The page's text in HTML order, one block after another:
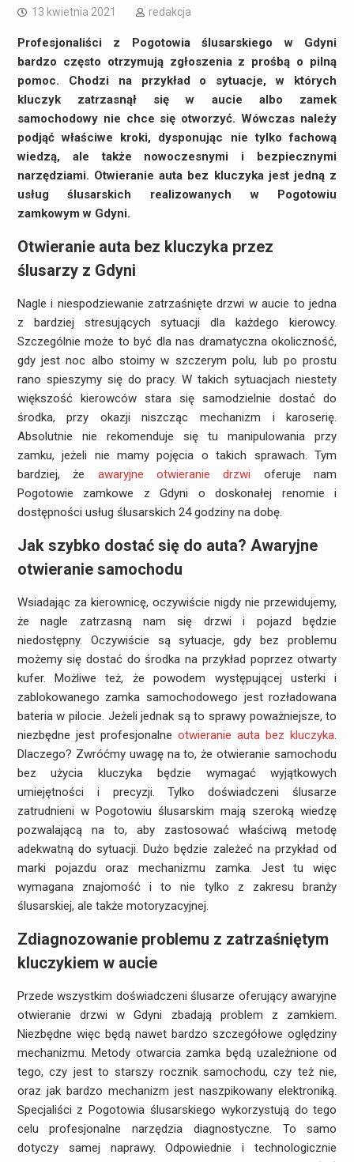
13 kwietnia 2021 redakcja
Profesjonaliści z Pogotowia ślusarskiego w Gdyni
bardzo często otrzymują zgłoszenia z prośbą o pilną
pomoc. Chodzi na przykład o sytuacje, w których
kluczyk zatrzasnął się w aucie albo zamek
samochodowy nie chce się otworzyć. Wówczas należy
podjąć właściwe kroki, dysponując nie tylko fachową
wiedzą, ale także nowoczesnymi i bezpiecznymi
narzędziami. Otwieranie auta bez kluczyka jest jedną z
usług ślusarskich realizowanych w Pogotowiu
zamkowym w Gdyni.
Otwieranie auta bez kluczyka przez
ślusarzy z Gdyni
Nagle i niespodziewanie zatrzaśnięte drzwi w aucie to jedna
z bardziej stresujących sytuacji dla każdego kierowcy.
Szczególnie może to być dla nas dramatyczna okoliczność,
gdy jest noc albo stoimy w szczerym polu, lub po prostu
rano spieszymy się do pracy. W takich sytuacjach niestety
większość kierowców stara się samodzielnie dostać do
środka, przy okazji niszcząc mechanizm i karoserię.
Absolutnie nie rekomenduje się tu manipulowania przy
zamku, jeżeli nie mamy pojęcia o takich sprawach. Tym
bardziej, że awaryjne otwieranie drzwi oferuje nam
Pogotowie zamkowe z Gdyni o doskonałej renomie i
dostępności usług ślusarskich 24 godziny na dobę.
Jak szybko dostać się do auta? Awaryjne
otwieranie samochodu
Wsiadając za kierownicę, oczywiście nigdy nie przewidujemy,
że nagle zatrzasną nam się drzwi i pojazd będzie
niedostępny. Oczywiście są sytuacje, gdy bez problemu
możemy się dostać do środka na przykład poprzez otwarty
kufer. Możliwe też, że powodem występującej usterki i
zablokowanego zamka samochodowego jest rozładowana
bateria w pilocie. Jeżeli jednak są to sprawy poważniejsze, to
niezbędne jest profesjonalne otwieranie auta bez kluczyka.
Dlaczego? Zwróćmy uwagę na to, że otwieranie samochodu
bez użycia kluczyka będzie wymagać wyjątkowych
umiejętności i precyzji. Tylko doświadczeni ślusarze
zatrudnieni w Pogotowiu ślusarskim mają szeroką wiedzę
pozwalającą na to, aby zastosować właściwą metodę
adekwatną do sytuacji. Dużo będzie zależeć na przykład od
marki pojazdu oraz mechanizmu zamka. Jest tu więc
wymagana znajomość i to nie tylko z zakresu branży
ślusarskiej, ale także motoryzacyjnej.
Zdiagnozowanie problemu z zatrzaśniętym
kluczykiem w aucie
Przede wszystkim doświadczeni ślusarze oferujący awaryjne
otwieranie drzwi w Gdyni zbadają problem z zamkiem.
Niezbędne więc będą nawet bardzo szczegółowe oględziny
mechanizmu. Metody otwarcia zamka będą uzależnione od
tego, czy jest to starszy rocznik samochodu, czy też nie,
oraz jak bardzo mechanizm jest naszpikowany elektroniką.
Specjaliści z Pogotowia ślusarskiego wykorzystują do tego
celu profesjonalne narzędzia diagnostyczne. To samo
dotyczy samej naprawy. Odpowiednie i technologicznie